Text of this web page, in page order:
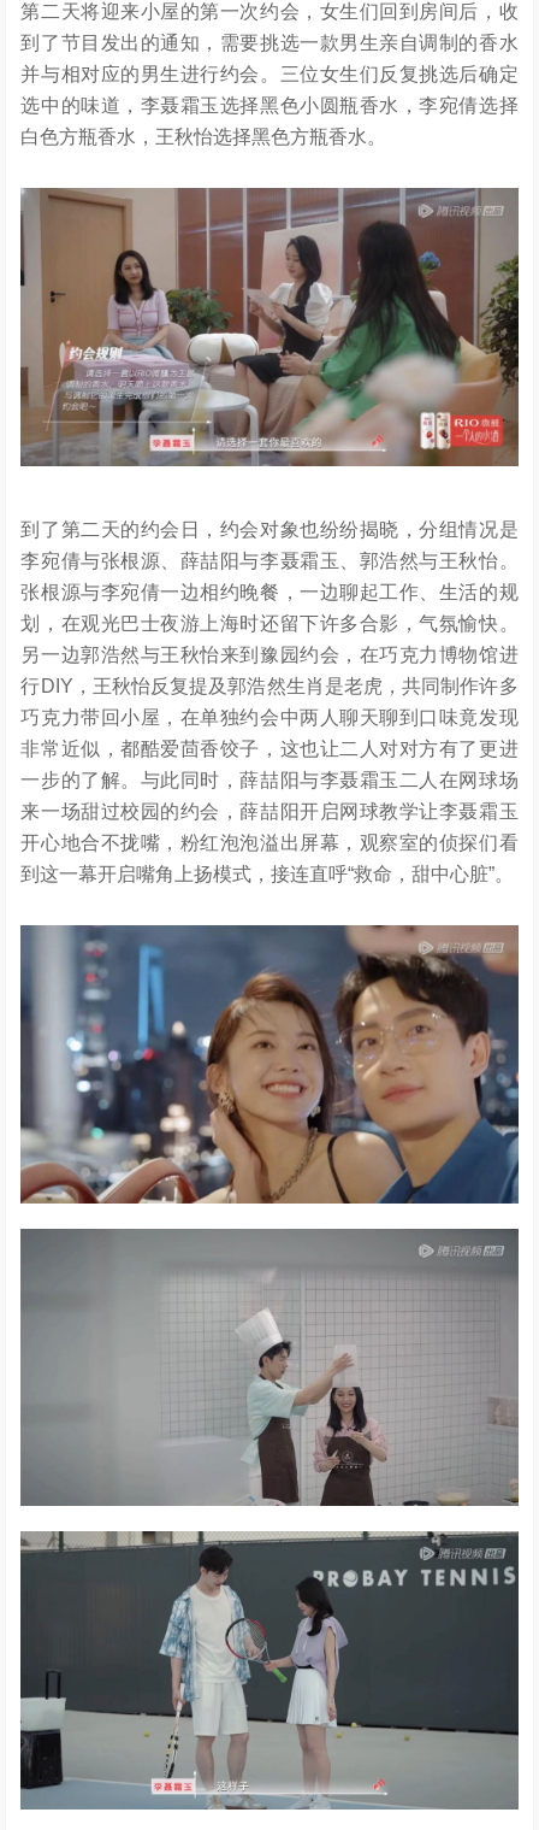
第二天将迎来小屋的第一次约会，女生们回到房间后，收
到了节目发出的通知，需要挑选一款男生亲自调制的香水
并与相对应的男生进行约会。三位女生们反复挑选后确定
选中的味道，李聂霜玉选择黑色小圆瓶香水，李宛倩选择
白色方瓶香水，王秋怡选择黑色方瓶香水。
到了第二天的约会日，约会对象也纷纷揭晓，分组情况是
李宛倩与张根源、薛喆阳与李聂霜玉、郭浩然与王秋怡。
张根源与李宛倩一边相约晚餐，一边聊起工作、生活的规
划，在观光巴士夜游上海时还留下许多合影，气氛愉快。
另一边郭浩然与王秋怡来到豫园约会，在巧克力博物馆进
行DIY，王秋怡反复提及郭浩然生肖是老虎，共同制作许多
巧克力带回小屋，在单独约会中两人聊天聊到口味竟发现
非常近似，都酷爱茴香饺子，这也让二人对对方有了更进
一步的了解。与此同时，薛喆阳与李聂霜玉二人在网球场
来一场甜过校园的约会，薛喆阳开启网球教学让李聂霜玉
开心地合不拢嘴，粉红泡泡溢出屏幕，观察室的侦探们看
到这一幕开启嘴角上扬模式，接连直呼“救命，甜中心脏”。